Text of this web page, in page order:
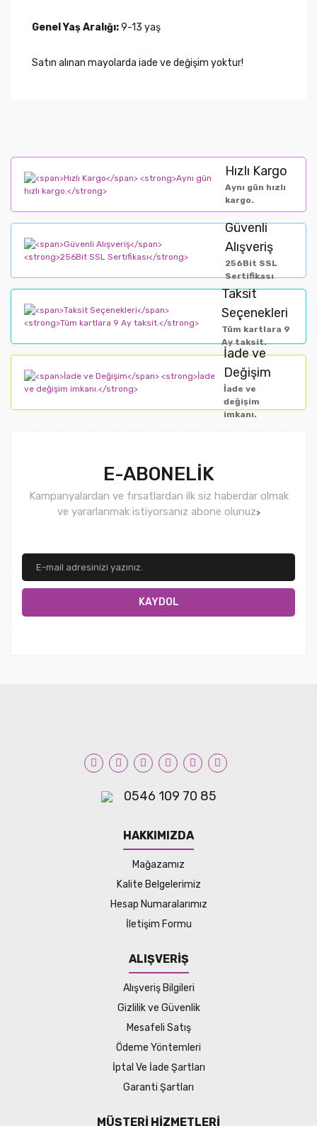
Genel Yaş Aralığı:9-13 yaş
Satın alınan mayolarda iade ve değişim yoktur!
Hızlı Kargo
Aynı gün hızlı
kargo.
Güvenli
Alışveriş
256Bit SSL
Sertifikası
Taksit
Seçenekleri
Tüm kartlara 9
Ay taksit.
İade ve
Değişim
İade ve
değişim
imkanı.
E-ABONELİK
Kampanyalardan ve fırsatlardan ilk siz haberdar olmak
ve yararlanmak istiyorsanız abone olunuz>
KAYDOL
0546 109 70 85
HAKKIMIZDA
Mağazamız
Kalite Belgelerimiz
Hesap Numaralarımız
İletişim Formu
ALIŞVERİŞ
Alışveriş Bilgileri
Gizlilik ve Güvenlik
Mesafeli Satış
Ödeme Yöntemleri
İptal Ve İade Şartları
Garanti Şartları
MÜŞTERİ HİZMETLERİ